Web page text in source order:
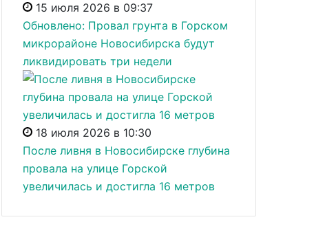
15 июля 2026 в 09:37
Обновлено: Провал грунта в Горском
микрорайоне Новосибирска будут
ликвидировать три недели
18 июля 2026 в 10:30
После ливня в Новосибирске глубина
провала на улице Горской
увеличилась и достигла 16 метров